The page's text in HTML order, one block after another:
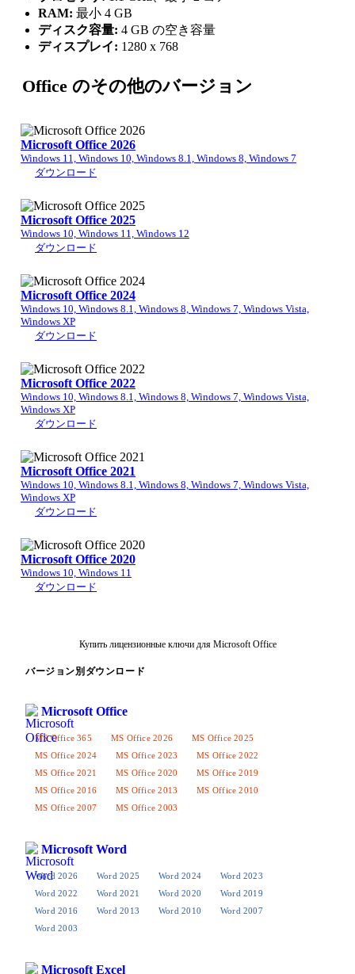
RAM: 最小 4 GB
ディスク容量: 4 GB の空き容量
ディスプレイ: 1280 x 768
Office のその他のバージョン
Microsoft Office 2026
Windows 11, Windows 10, Windows 8.1, Windows 8, Windows 7
ダウンロード
Microsoft Office 2025
Windows 10, Windows 11, Windows 12
ダウンロード
Microsoft Office 2024
Windows 10, Windows 8.1, Windows 8, Windows 7, Windows Vista,
Windows XP
ダウンロード
Microsoft Office 2022
Windows 10, Windows 8.1, Windows 8, Windows 7, Windows Vista,
Windows XP
ダウンロード
Microsoft Office 2021
Windows 10, Windows 8.1, Windows 8, Windows 7, Windows Vista,
Windows XP
ダウンロード
Microsoft Office 2020
Windows 10, Windows 11
ダウンロード
Купить лицензионные ключи для Microsoft Office
バージョン別ダウンロード
Microsoft Office
MS Office 365 MS Office 2026
MS Office 2025
MS Office 2024
MS Office 2023
MS Office 2022
MS Office 2021
MS Office 2020
MS Office 2019
MS Office 2016
MS Office 2013
MS Office 2010
MS Office 2007
MS Office 2003
Microsoft Word
Word 2026 Word 2025 Word 2024
Word 2023
Word 2022
Word 2021 Word 2020
Word 2019
Word 2016
Word 2013 Word 2010
Word 2007
Word 2003
Microsoft Excel